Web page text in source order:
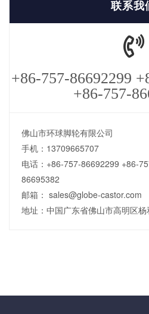
联系我
+86-757-86692299
+86-757-
佛山市环球脚轮有限公司
手机：13709665707
电话：+86-757-86692299 +86-
86695382
邮箱： sales@globe-castor.com
地址：中国广东省佛山市高明区